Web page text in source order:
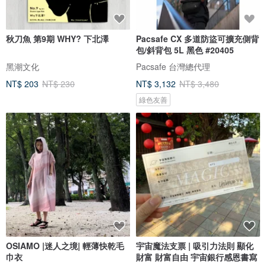
秋刀魚 第9期 WHY? 下北澤
黑潮文化
NT$ 203 NT$ 230
Pacsafe CX 多道防盜可擴充側背
包/斜背包 5L 黑色 #20405
Pacsafe 台灣總代理
NT$ 3,132 NT$ 3,480
綠色友善
OSIAMO |迷人之境| 輕薄快乾毛
巾衣
宇宙魔法支票 | 吸引力法則 顯化
財富 財富自由 宇宙銀行感恩書寫